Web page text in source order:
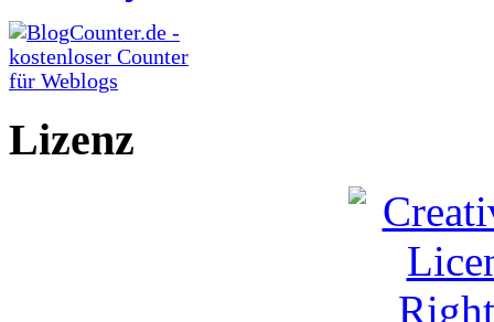
Lizenz